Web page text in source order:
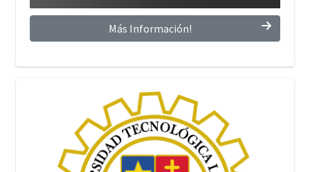
Más Información!